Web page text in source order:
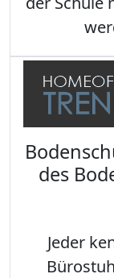
des
Jeder